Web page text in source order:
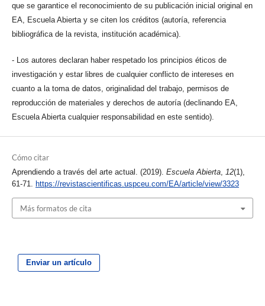
que se garantice el reconocimiento de su publicación inicial original en
EA, Escuela Abierta y se citen los créditos (autoría, referencia
bibliográfica de la revista, institución académica).
- Los autores declaran haber respetado los principios éticos de
investigación y estar libres de cualquier conflicto de intereses en
cuanto a la toma de datos, originalidad del trabajo, permisos de
reproducción de materiales y derechos de autoría (declinando EA,
Escuela Abierta cualquier responsabilidad en este sentido).
Cómo citar
Aprendiendo a través del arte actual. (2019). Escuela Abierta, 12(1),
61-71. https://revistascientificas.uspceu.com/EA/article/view/3323
Más formatos de cita
Enviar un artículo